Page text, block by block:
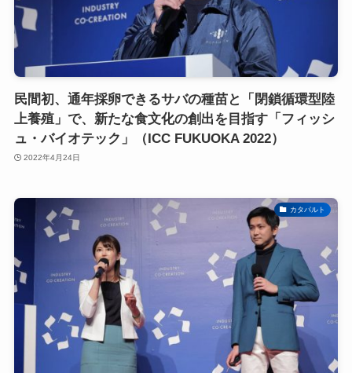
民間初、通年採卵できるサバの種苗と「閉鎖循環型陸
上養殖」で、新たな食文化の創出を目指す「フィッシ
ュ・バイオテック」（ICC FUKUOKA 2022）
2022年4月24日
カタパルト